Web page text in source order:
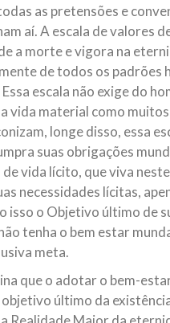
as pretensões e
aí. A escala de valores
a morte e vigora na
de todos os padrões
escala não exige do
vida material como muitos
longe disso, essa
suas obrigações
de vida lícito, que viva
necessidades lícitas,
isso o Objetivo último de
tenha o bem estar
meta.
que o adotar o bem-
último da